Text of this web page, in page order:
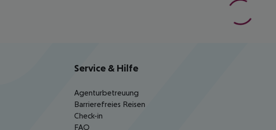
Service & Hilfe
Agenturbetreuung
Barrierefreies Reisen
Check-in
FAQ